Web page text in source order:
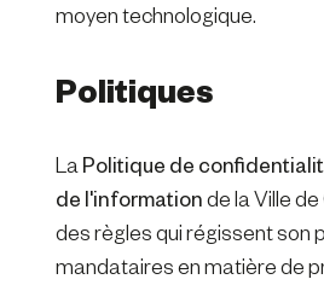
moyen technologique.
Politiques
La Politique de
de l'informationde la Ville
des règles qui régissent son
mandataires en matière de